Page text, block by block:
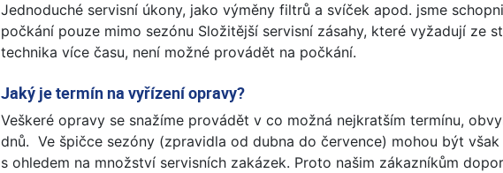
Jednoduché servisní úkony, jako výměny filtrů a svíček apod. jsme
počkání pouze mimo sezónu Složitější servisní zásahy, které vyžadují ze
technika více času, není možné provádět na počkání.
Jaký je termín na vyřízení opravy?
Veškeré opravy se snažíme provádět v co možná nejkratším termínu,
dnů. Ve špičce sezóny (zpravidla od dubna do července) mohou být však
s ohledem na množství servisních zakázek. Proto našim zákazníkům